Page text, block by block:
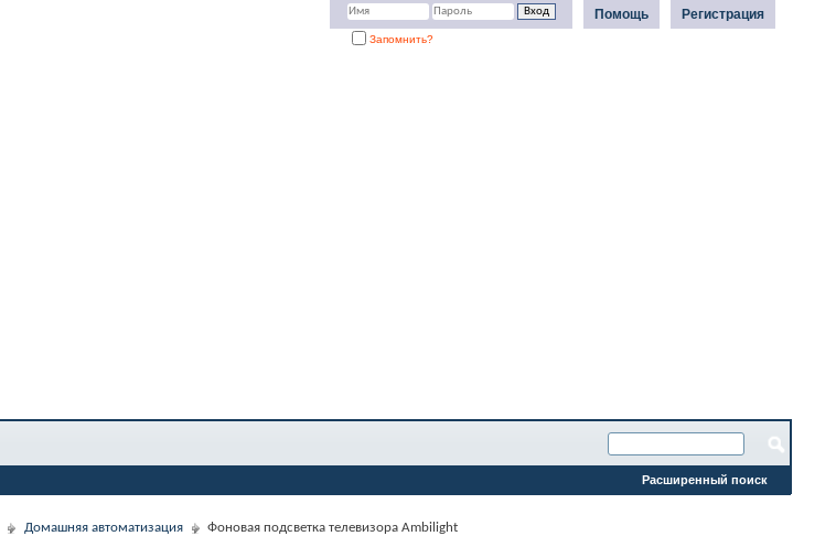
Регистрация
Помощь
Запомнить?
Расширенный поиск
Домашняя автоматизация Фоновая подсветка телевизора Ambilight